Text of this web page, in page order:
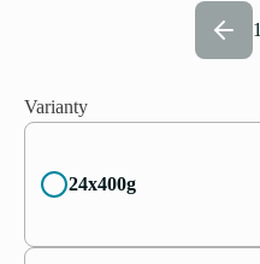
1
Varianty
24x400g